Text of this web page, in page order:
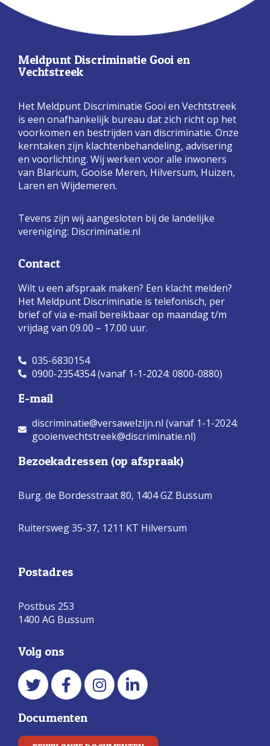
Meldpunt Discriminatie Gooi en
Vechtstreek
Het Meldpunt Discriminatie Gooi en Vechtstreek
is een onafhankelijk bureau dat zich richt op het
voorkomen en bestrijden van discriminatie. Onze
kerntaken zijn klachtenbehandeling, advisering
en voorlichting. Wij werken voor alle inwoners
van Blaricum, Gooise Meren, Hilversum, Huizen,
Laren en Wijdemeren.
Tevens zijn wij aangesloten bij de landelijke
vereniging: Discriminatie.nl
Contact
Wilt u een afspraak maken? Een klacht melden?
Het Meldpunt Discriminatie is telefonisch, per
brief of via e-mail bereikbaar op maandag t/m
vrijdag van 09.00 – 17.00 uur.
035-6830154
0900-2354354 (vanaf 1-1-2024: 0800-0880)
E-mail
discriminatie@versawelzijn.nl (vanaf 1-1-2024:
gooienvechtstreek@discriminatie.nl)
Bezoekadressen (op afspraak)
Burg. de Bordesstraat 80, 1404 GZ Bussum
Ruitersweg 35-37, 1211 KT Hilversum
Postadres
Postbus 253
1400 AG Bussum
Volg ons
Documenten